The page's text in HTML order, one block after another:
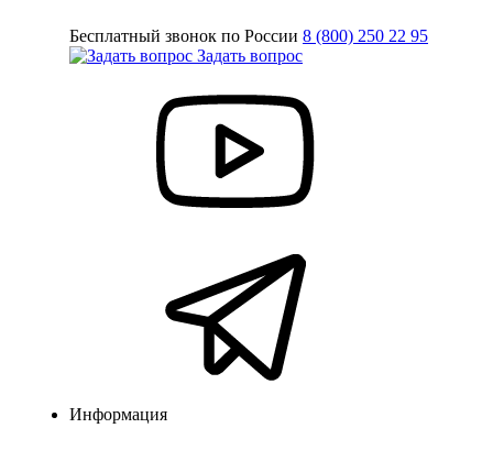
Бесплатный звонок по России 8 (800) 250 22 95
Задать вопрос
Информация